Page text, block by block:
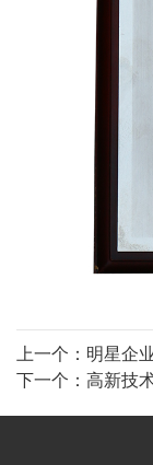
上一个： 明星企
下一个： 高新技